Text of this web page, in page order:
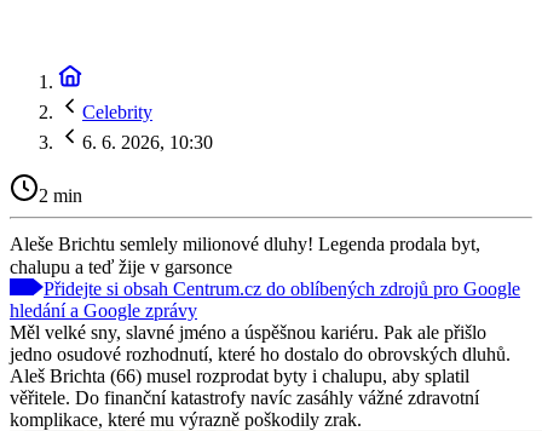
Celebrity
6. 6. 2026, 10:30
2 min
Aleše Brichtu semlely milionové dluhy! Legenda prodala byt,
chalupu a teď žije v garsonce
Přidejte si obsah Centrum.cz do oblíbených zdrojů pro Google
hledání a Google zprávy
Měl velké sny, slavné jméno a úspěšnou kariéru. Pak ale přišlo
jedno osudové rozhodnutí, které ho dostalo do obrovských dluhů.
Aleš Brichta (66) musel rozprodat byty i chalupu, aby splatil
věřitele. Do finanční katastrofy navíc zasáhly vážné zdravotní
komplikace, které mu výrazně poškodily zrak.